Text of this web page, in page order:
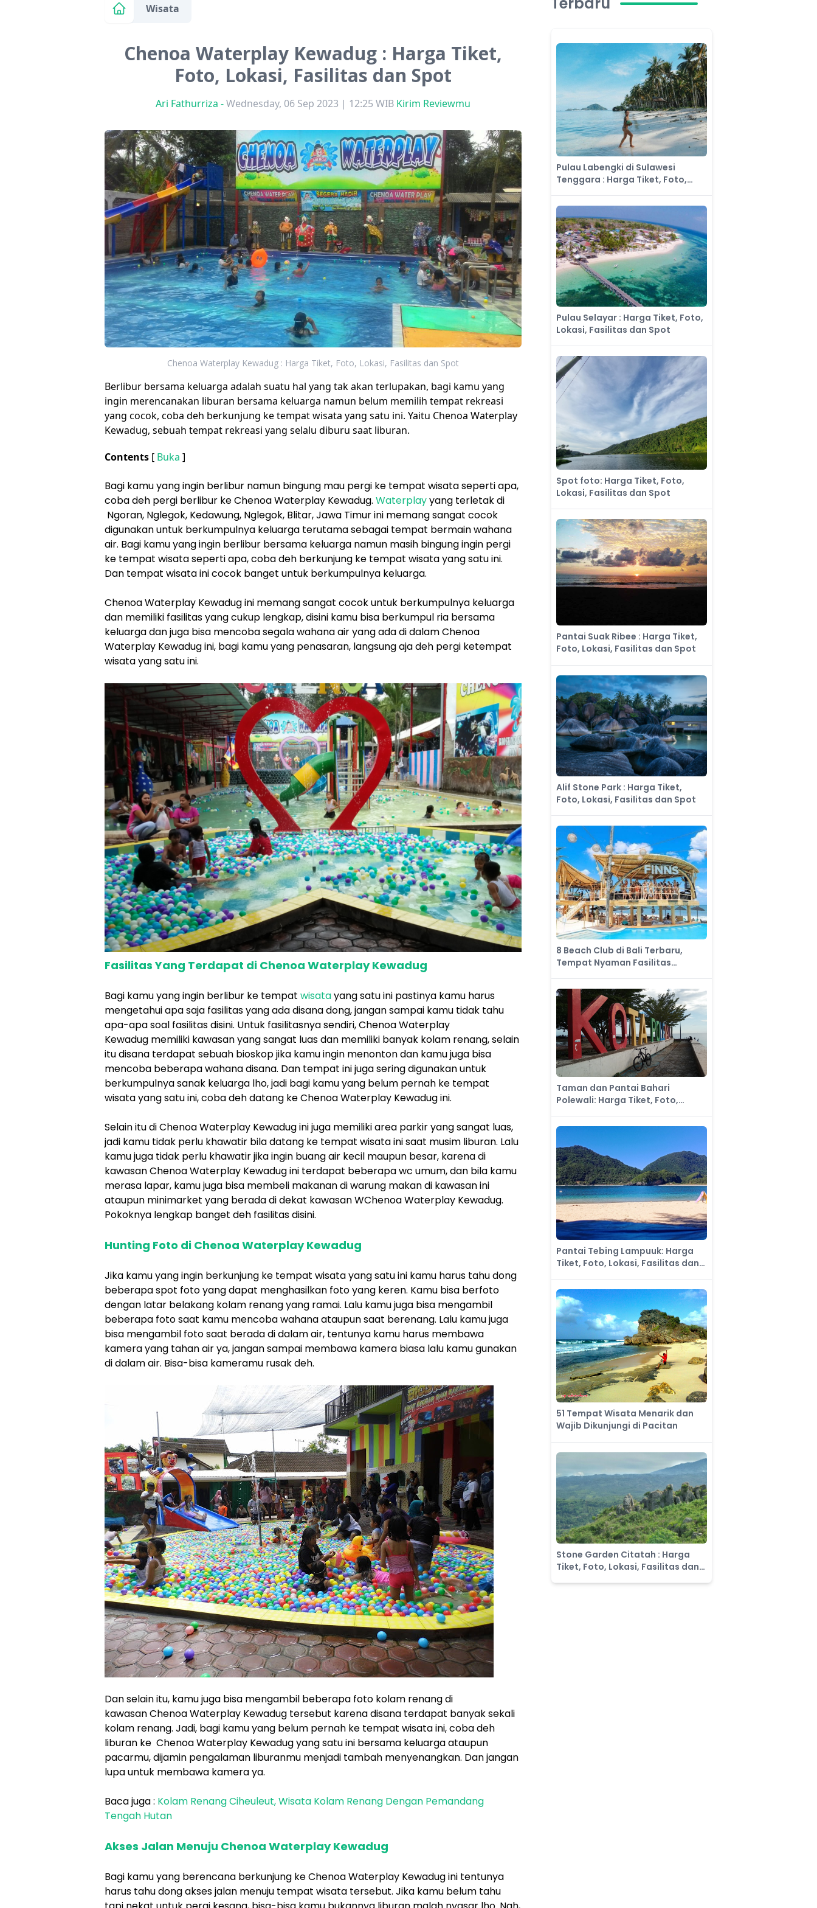
Wisata
Chenoa Waterplay Kewadug : Harga Tiket,
Foto, Lokasi, Fasilitas dan Spot
Ari Fathurriza -Wednesday, 06 Sep 2023 | 12:25 WIB Kirim Reviewmu
Chenoa Waterplay Kewadug : Harga Tiket, Foto, Lokasi, Fasilitas dan Spot
Berlibur bersama keluarga adalah suatu hal yang tak akan terlupakan, bagi kamu yang
ingin merencanakan liburan bersama keluarga namun belum memilih tempat rekreasi
yang cocok, coba deh berkunjung ke tempat wisata yang satu ini. Yaitu Chenoa Waterplay
Kewadug, sebuah tempat rekreasi yang selalu diburu saat liburan.
Contents [ Buka ]
Bagi kamu yang ingin berlibur namun bingung mau pergi ke tempat wisata seperti apa,
coba deh pergi berlibur ke Chenoa Waterplay Kewadug. Waterplayyang terletak di
Ngoran, Nglegok, Kedawung, Nglegok, Blitar, Jawa Timur ini memang sangat cocok
digunakan untuk berkumpulnya keluarga terutama sebagai tempat bermain wahana
air. Bagi kamu yang ingin berlibur bersama keluarga namun masih bingung ingin pergi
ke tempat wisata seperti apa, coba deh berkunjung ke tempat wisata yang satu ini.
Dan tempat wisata ini cocok banget untuk berkumpulnya keluarga.
Chenoa Waterplay Kewadug ini memang sangat cocok untuk berkumpulnya keluarga
dan memiliki fasilitas yang cukup lengkap, disini kamu bisa berkumpul ria bersama
keluarga dan juga bisa mencoba segala wahana air yang ada di dalam Chenoa
Waterplay Kewadug ini, bagi kamu yang penasaran, langsung aja deh pergi ketempat
wisata yang satu ini.
Fasilitas Yang Terdapat di Chenoa Waterplay Kewadug
Bagi kamu yang ingin berlibur ke tempat wisatayang satu ini pastinya kamu harus
mengetahui apa saja fasilitas yang ada disana dong, jangan sampai kamu tidak tahu
apa-apa soal fasilitas disini. Untuk fasilitasnya sendiri, Chenoa Waterplay
Kewadug memiliki kawasan yang sangat luas dan memiliki banyak kolam renang, selain
itu disana terdapat sebuah bioskop jika kamu ingin menonton dan kamu juga bisa
mencoba beberapa wahana disana. Dan tempat ini juga sering digunakan untuk
berkumpulnya sanak keluarga lho, jadi bagi kamu yang belum pernah ke tempat
wisata yang satu ini, coba deh datang ke Chenoa Waterplay Kewadug ini.
Selain itu di Chenoa Waterplay Kewadug ini juga memiliki area parkir yang sangat luas,
jadi kamu tidak perlu khawatir bila datang ke tempat wisata ini saat musim liburan. Lalu
kamu juga tidak perlu khawatir jika ingin buang air kecil maupun besar, karena di
kawasan Chenoa Waterplay Kewadug ini terdapat beberapa wc umum, dan bila kamu
merasa lapar, kamu juga bisa membeli makanan di warung makan di kawasan ini
ataupun minimarket yang berada di dekat kawasan WChenoa Waterplay Kewadug.
Pokoknya lengkap banget deh fasilitas disini.
Hunting Foto di Chenoa Waterplay Kewadug
Jika kamu yang ingin berkunjung ke tempat wisata yang satu ini kamu harus tahu dong
beberapa spot foto yang dapat menghasilkan foto yang keren. Kamu bisa berfoto
dengan latar belakang kolam renang yang ramai. Lalu kamu juga bisa mengambil
beberapa foto saat kamu mencoba wahana ataupun saat berenang. Lalu kamu juga
bisa mengambil foto saat berada di dalam air, tentunya kamu harus membawa
kamera yang tahan air ya, jangan sampai membawa kamera biasa lalu kamu gunakan
di dalam air. Bisa-bisa kameramu rusak deh.
Dan selain itu, kamu juga bisa mengambil beberapa foto kolam renang di
kawasan Chenoa Waterplay Kewadug tersebut karena disana terdapat banyak sekali
kolam renang. Jadi, bagi kamu yang belum pernah ke tempat wisata ini, coba deh
liburan ke Chenoa Waterplay Kewadug yang satu ini bersama keluarga ataupun
pacarmu, dijamin pengalaman liburanmu menjadi tambah menyenangkan. Dan jangan
lupa untuk membawa kamera ya.
Baca juga : Kolam Renang Ciheuleut, Wisata Kolam Renang Dengan Pemandang
Tengah Hutan
Akses Jalan Menuju Chenoa Waterplay Kewadug
Bagi kamu yang berencana berkunjung ke Chenoa Waterplay Kewadug ini tentunya
harus tahu dong akses jalan menuju tempat wisata tersebut. Jika kamu belum tahu
Pulau Labengki di Sulawesi
Tenggara : Harga Tiket, Foto,
Pulau Selayar : Harga Tiket, Foto,
Lokasi, Fasilitas dan Spot
Spot foto: Harga Tiket, Foto,
Lokasi, Fasilitas dan Spot
Pantai Suak Ribee : Harga Tiket,
Foto, Lokasi, Fasilitas dan Spot
Alif Stone Park : Harga Tiket,
Foto, Lokasi, Fasilitas dan Spot
8 Beach Club di Bali Terbaru,
Tempat Nyaman Fasilitas
Taman dan Pantai Bahari
Polewali: Harga Tiket, Foto,
Pantai Tebing Lampuuk: Harga
Tiket, Foto, Lokasi, Fasilitas dan
51 Tempat Wisata Menarik dan
Wajib Dikunjungi di Pacitan
Stone Garden Citatah : Harga
Tiket, Foto, Lokasi, Fasilitas dan